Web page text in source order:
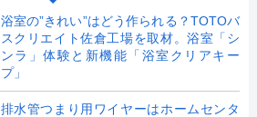
浴室の”きれい”はどう作られる？TOTOバ
スクリエイト佐倉工場を取材。浴室「シ
ンラ」体験と新機能「浴室クリアキー
プ」
排水管つまり用ワイヤーはホームセンタ